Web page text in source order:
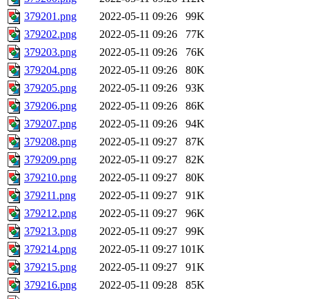
379201.png
2022-05-11 09:26
99K
379202.png
2022-05-11 09:26
77K
379203.png
2022-05-11 09:26
76K
379204.png
2022-05-11 09:26
80K
379205.png
2022-05-11 09:26
93K
379206.png
2022-05-11 09:26
86K
379207.png
2022-05-11 09:26
94K
379208.png
2022-05-11 09:27
87K
379209.png
2022-05-11 09:27
82K
379210.png
2022-05-11 09:27
80K
379211.png
2022-05-11 09:27
91K
379212.png
2022-05-11 09:27
96K
379213.png
2022-05-11 09:27
99K
379214.png
2022-05-11 09:27 101K
379215.png
2022-05-11 09:27
91K
379216.png
2022-05-11 09:28
85K